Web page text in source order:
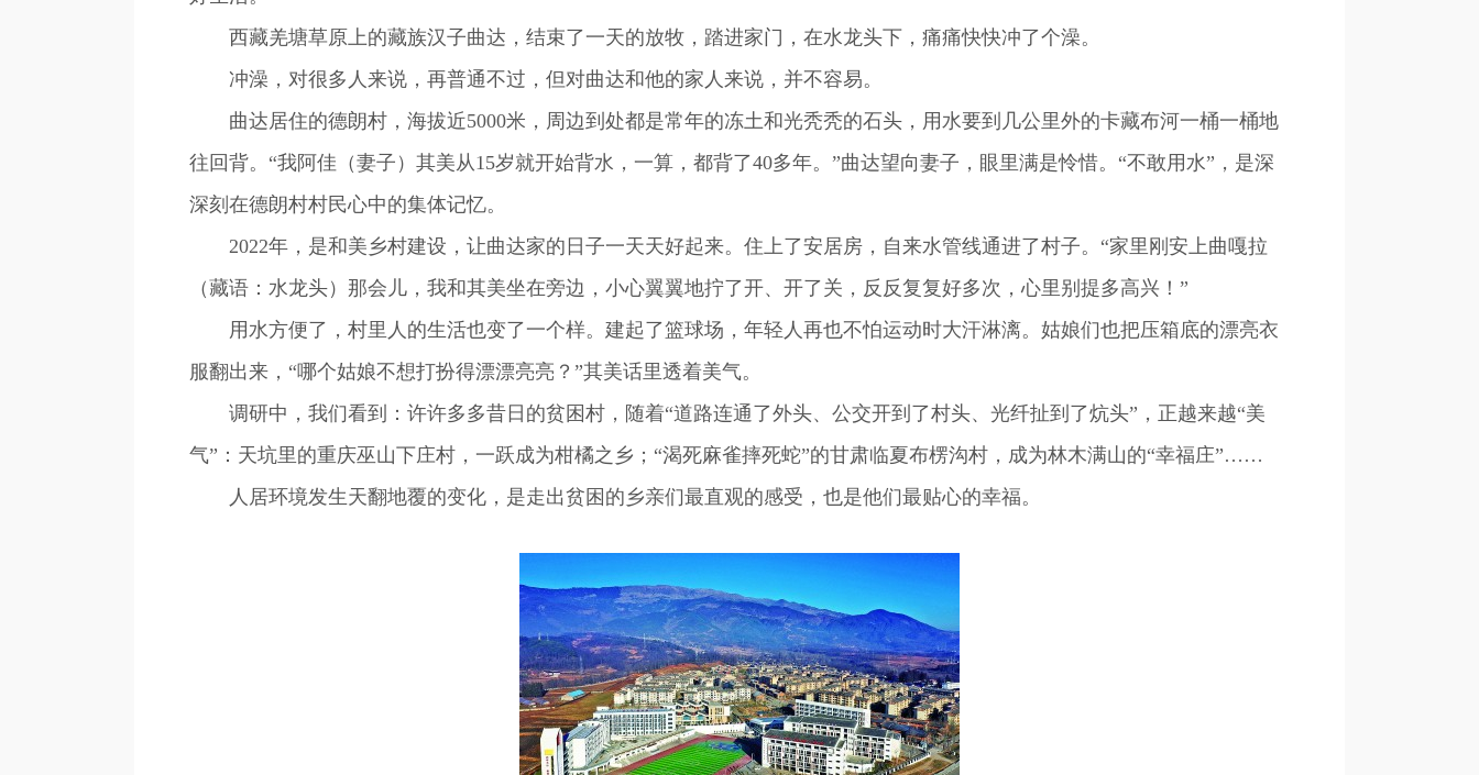
西藏羌塘草原上的藏族汉子曲达，结束了一天的放牧，踏进家门，在水龙头下，痛痛快快冲了个澡。
冲澡，对很多人来说，再普通不过，但对曲达和他的家人来说，并不容易。
曲达居住的德朗村，海拔近5000米，周边到处都是常年的冻土和光秃秃的石头，用水要到几公里外的卡藏布河一桶一桶地
往回背。“我阿佳（妻子）其美从15岁就开始背水，一算，都背了40多年。”曲达望向妻子，眼里满是怜惜。“不敢用水”，是深
深刻在德朗村村民心中的集体记忆。
2022年，是和美乡村建设，让曲达家的日子一天天好起来。住上了安居房，自来水管线通进了村子。“家里刚安上曲嘎拉
（藏语：水龙头）那会儿，我和其美坐在旁边，小心翼翼地拧了开、开了关，反反复复好多次，心里别提多高兴！”
用水方便了，村里人的生活也变了一个样。建起了篮球场，年轻人再也不怕运动时大汗淋漓。姑娘们也把压箱底的漂亮衣
服翻出来，“哪个姑娘不想打扮得漂漂亮亮？”其美话里透着美气。
调研中，我们看到：许许多多昔日的贫困村，随着“道路连通了外头、公交开到了村头、光纤扯到了炕头”，正越来越“美
气”：天坑里的重庆巫山下庄村，一跃成为柑橘之乡；“渴死麻雀摔死蛇”的甘肃临夏布楞沟村，成为林木满山的“幸福庄”……
人居环境发生天翻地覆的变化，是走出贫困的乡亲们最直观的感受，也是他们最贴心的幸福。